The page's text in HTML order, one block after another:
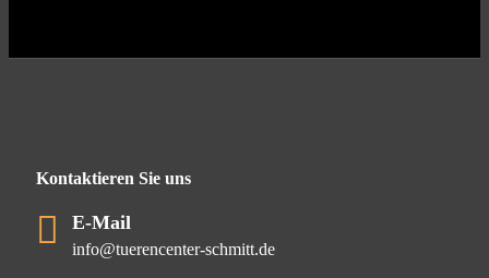
Kontaktieren Sie uns
E-Mail
info@tuerencenter-schmitt.de